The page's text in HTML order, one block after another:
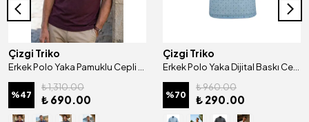
Çizgi Triko
Erkek Polo Yaka Pamuklu Cepli Klasik Kalıp Tişört - 5116
%47
₺ 1,310.00
₺ 690.00
Çizgi Triko
Erkek Polo Yaka Dijital Baskı Cepli Klasik Kalıp Tişört - 5104
%70
₺ 960.00
₺ 290.00